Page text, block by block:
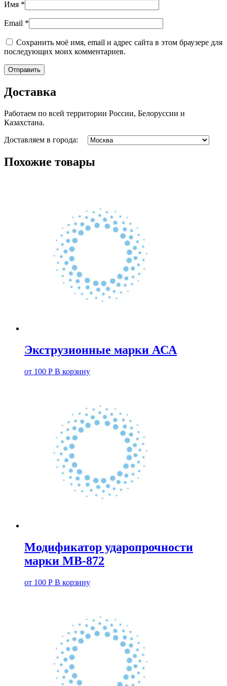
Имя *
Email *
Сохранить моё имя, email и адрес сайта в этом браузере для
последующих моих комментариев.
Доставка
Работаем по всей территории России, Белоруссии и
Казахстана.
Доставляем в города:
Похожие товары
Экструзионные марки АСА
от 100 Р В корзину
Модификатор ударопрочности
марки МВ-872
от 100 Р В корзину